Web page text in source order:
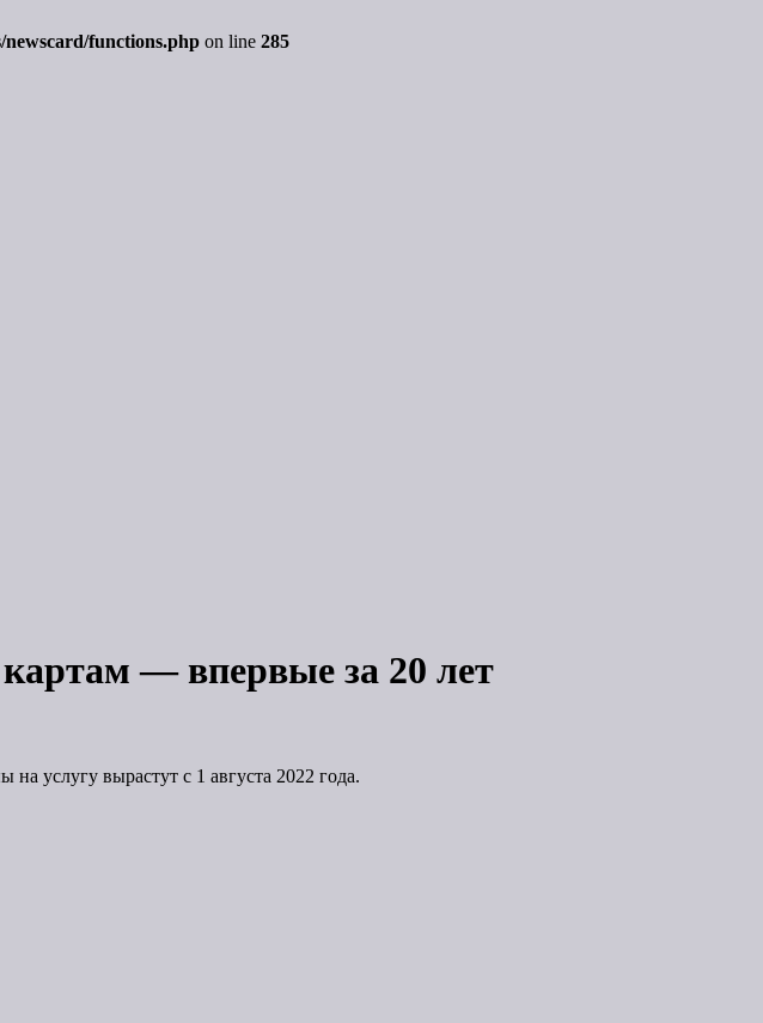
newscard/functions.php on line 285
— впервые за 20 лет
услугу вырастут с 1 августа 2022 года.